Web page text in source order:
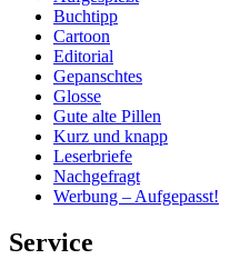
Buchtipp
Cartoon
Editorial
Gepanschtes
Glosse
Gute alte Pillen
Kurz und knapp
Leserbriefe
Nachgefragt
Werbung – Aufgepasst!
Service